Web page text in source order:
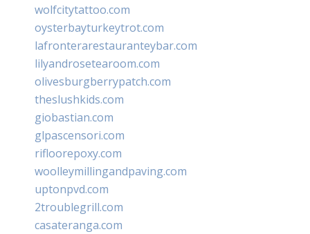
wolfcitytattoo.com
oysterbayturkeytrot.com
lafronterarestauranteybar.com
lilyandrosetearoom.com
olivesburgberrypatch.com
theslushkids.com
giobastian.com
glpascensori.com
rifloorepoxy.com
woolleymillingandpaving.com
uptonpvd.com
2troublegrill.com
casateranga.com